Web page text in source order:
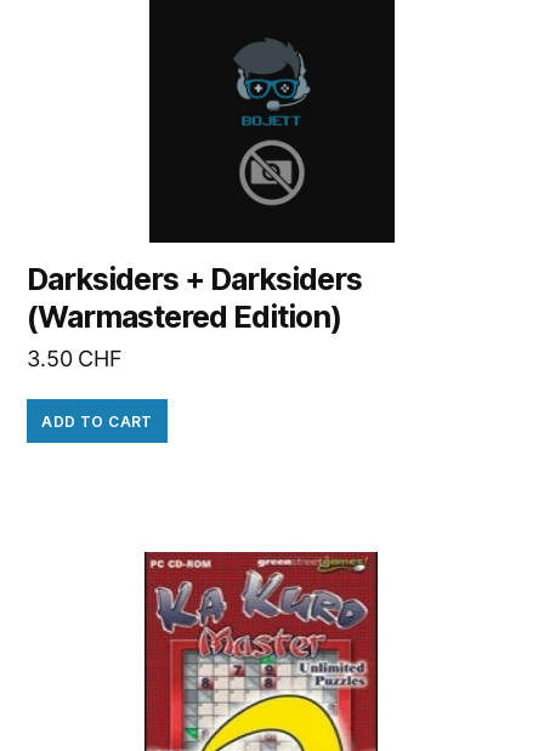
Darksiders + Darksiders
(Warmastered Edition)
3.50 CHF
ADD TO CART